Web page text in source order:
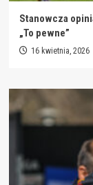
Stanowcza
„To pewne”
16 kwietnia, 2026